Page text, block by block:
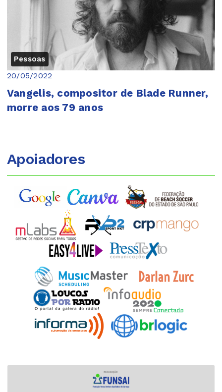
Pessoas
20/05/2022
Vangelis, compositor de Blade Runner,
morre aos 79 anos
Apoiadores